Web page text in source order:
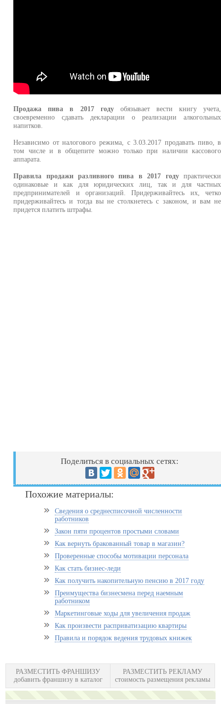
Продажа пива в 2017 годуобязывает вести книгу учета,
своевременно сдавать декларации о реализации алкогольных
напитков.
Независимо от налогового режима, с 3.03.2017 продавать пиво, в
том числе и в общепите можно только при наличии кассового
аппарата.
Правила продажи разливного пива в 2017 годупрактически
одинаковые и как для юридических лиц, так и для частных
предпринимателей и организаций. Придерживайтесь их, четко
придерживайтесь и тогда вы не столкнетесь с законом, и вам не
придется платить штрафы.
Поделиться в социальных сетях:
Похожие материалы:
Сведения о среднесписочной численности
работников
Закон пяти процентов простыми словами
Как вернуть бракованный товар в магазин?
Проверенные способы мотивации персонала
Как стать бизнес-леди
Как получить накопительную пенсию в 2017 году
Преимущества бизнесмена перед наемным
работником
Маркетинговые ходы для увеличения продаж
Как произвести расприватизацию квартиры
Правила и порядок ведения трудовых книжек
РАЗМЕСТИТЬ ФРАНШИЗУ
добавить франшизу в каталог
РАЗМЕСТИТЬ РЕКЛАМУ
стоимость размещения рекламы